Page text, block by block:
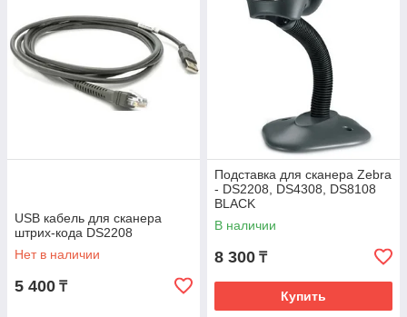
USB кабель для сканера
штрих-кода DS2208
Нет в наличии
5 400 ₸
Подставка для сканера Zebra
- DS2208, DS4308, DS8108
BLACK
В наличии
8 300 ₸
Купить